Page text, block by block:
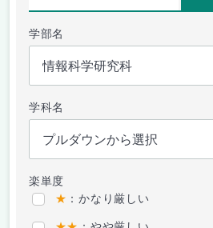
学部名
学科名
楽単度
★ ：かなり厳しい